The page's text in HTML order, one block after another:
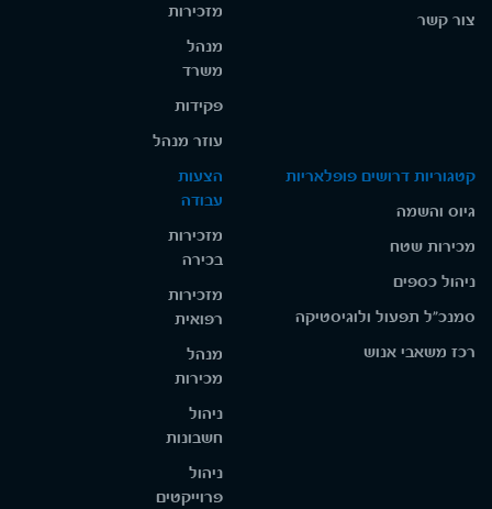
צור קשר
מזכירות
מנהל
משרד
פקידות
עוזר מנהל
קטגוריות דרושים פופלאריות
גיוס והשמה
מכירות שטח
ניהול כספים
סמנכ"ל תפעול ולוגיסטיקה
רכז משאבי אנוש
הצעות
עבודה
מזכירות
בכירה
מזכירות
רפואית
מנהל
מכירות
ניהול
חשבונות
ניהול
פרוייקטים